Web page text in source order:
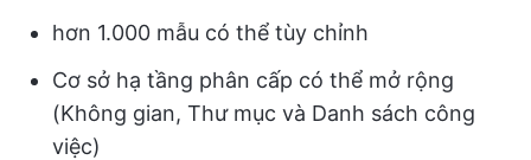
hơn 1.000 mẫu có thể tùy chỉnh
Cơ sở hạ tầng phân cấp có thể mở rộng
(Không gian, Thư mục và Danh sách công
việc)